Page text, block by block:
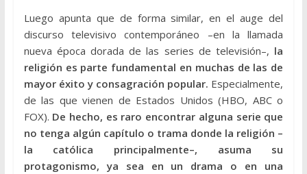
Luego apunta que de forma similar, en el auge del
discurso televisivo contemporáneo –en la llamada
nueva época dorada de las series de televisión–, la
religión es parte fundamental en muchas de las de
mayor éxito y consagración popular. Especialmente,
de las que vienen de Estados Unidos (HBO, ABC o
FOX). De hecho, es raro encontrar alguna serie que
no tenga algún capítulo o trama donde la religión –
la católica principalmente–, asuma su
protagonismo, ya sea en un drama o en una